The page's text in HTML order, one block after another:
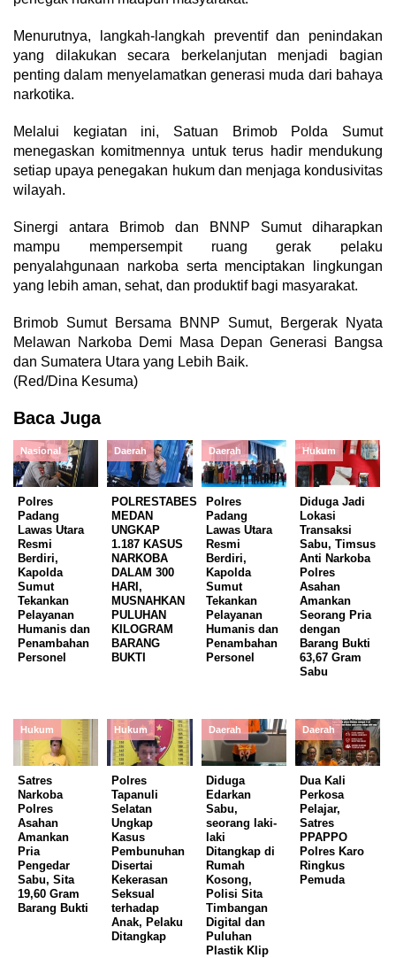
Menurutnya, langkah-langkah preventif dan penindakan
yang dilakukan secara berkelanjutan menjadi bagian
penting dalam menyelamatkan generasi muda dari bahaya
narkotika.
Melalui kegiatan ini, Satuan Brimob Polda Sumut
menegaskan komitmennya untuk terus hadir mendukung
setiap upaya penegakan hukum dan menjaga kondusivitas
wilayah.
Sinergi antara Brimob dan BNNP Sumut diharapkan
mampu mempersempit ruang gerak pelaku
penyalahgunaan narkoba serta menciptakan lingkungan
yang lebih aman, sehat, dan produktif bagi masyarakat.
Brimob Sumut Bersama BNNP Sumut, Bergerak Nyata
Melawan Narkoba Demi Masa Depan Generasi Bangsa
dan Sumatera Utara yang Lebih Baik.
(Red/Dina Kesuma)
Baca Juga
Nasional
Polres
Padang
Lawas Utara
Resmi
Berdiri,
Kapolda
Sumut
Tekankan
Pelayanan
Humanis dan
Penambahan
Personel
Daerah
POLRESTABES
MEDAN
UNGKAP
1.187 KASUS
NARKOBA
DALAM 300
HARI,
MUSNAHKAN
PULUHAN
KILOGRAM
BARANG
BUKTI
Daerah
Polres
Padang
Lawas Utara
Resmi
Berdiri,
Kapolda
Sumut
Tekankan
Pelayanan
Humanis dan
Penambahan
Personel
Hukum
Diduga Jadi
Lokasi
Transaksi
Sabu, Timsus
Anti Narkoba
Polres
Asahan
Amankan
Seorang Pria
dengan
Barang Bukti
63,67 Gram
Sabu
Hukum
Satres
Narkoba
Polres
Asahan
Amankan
Pria
Pengedar
Sabu, Sita
19,60 Gram
Barang Bukti
Hukum
Polres
Tapanuli
Selatan
Ungkap
Kasus
Pembunuhan
Disertai
Kekerasan
Seksual
terhadap
Anak, Pelaku
Ditangkap
Daerah
Diduga
Edarkan
Sabu,
seorang laki-
laki
Ditangkap di
Rumah
Kosong,
Polisi Sita
Timbangan
Digital dan
Puluhan
Plastik Klip
Daerah
Dua Kali
Perkosa
Pelajar,
Satres
PPAPPO
Polres Karo
Ringkus
Pemuda